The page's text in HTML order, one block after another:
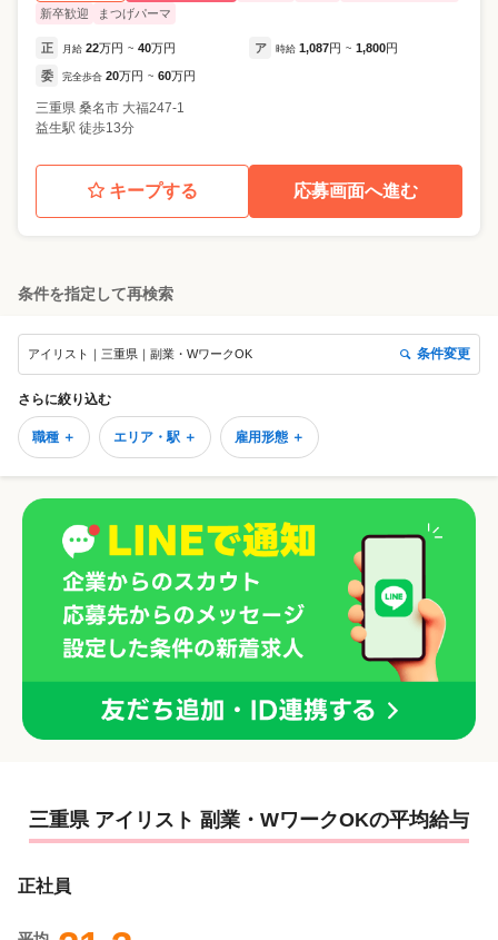
新卒歓迎
まつげパーマ
正 月給 22万円 ~ 40万円 ア 時給 1,087円 ~ 1,800円
委 完全歩合 20万円 ~ 60万円
三重県 桑名市 大福247-1
益生駅 徒歩13分
キープする 応募画面へ進む
条件を指定して再検索
アイリスト｜三重県｜副業・WワークOK 条件変更
さらに絞り込む
職種 ＋ エリア・駅 ＋ 雇用形態 ＋
三重県 アイリスト 副業・WワークOKの平均給与
正社員